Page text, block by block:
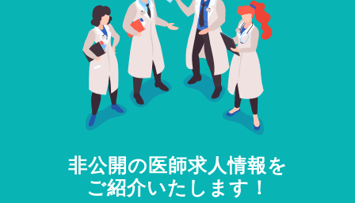
非公開の医師求人情報を
ご紹介いたします！